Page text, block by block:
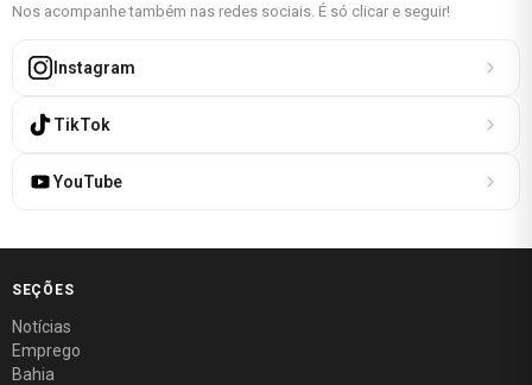
Nos acompanhe também nas redes sociais. É só clicar e seguir!
Instagram
TikTok
YouTube
SEÇÕES
Notícias
Emprego
Bahia